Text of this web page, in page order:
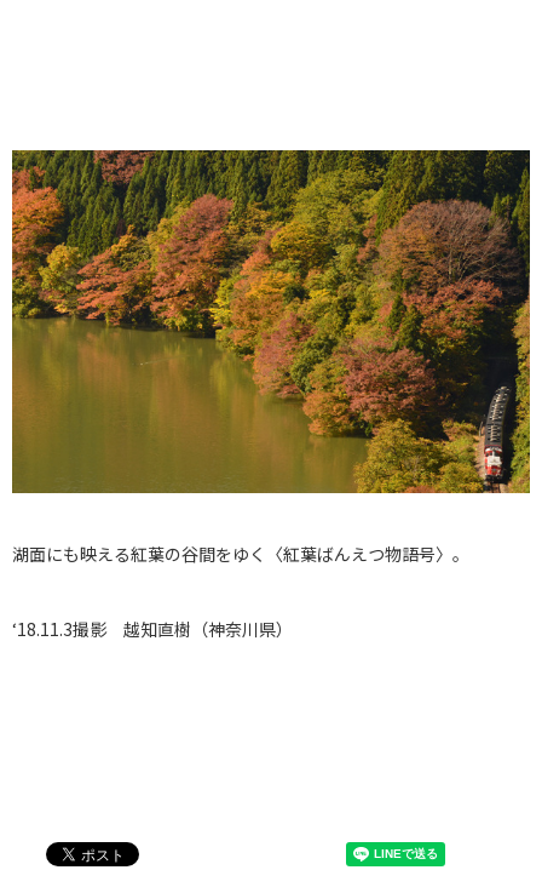
湖面にも映える紅葉の谷間をゆく〈紅葉ばんえつ物語号〉。
‘18.11.3撮影 越知直樹（神奈川県）